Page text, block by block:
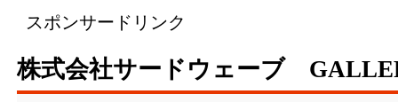
スポンサードリンク
株式会社サードウェーブ